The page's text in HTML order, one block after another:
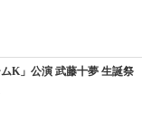
K」公演 武藤十夢 生誕祭